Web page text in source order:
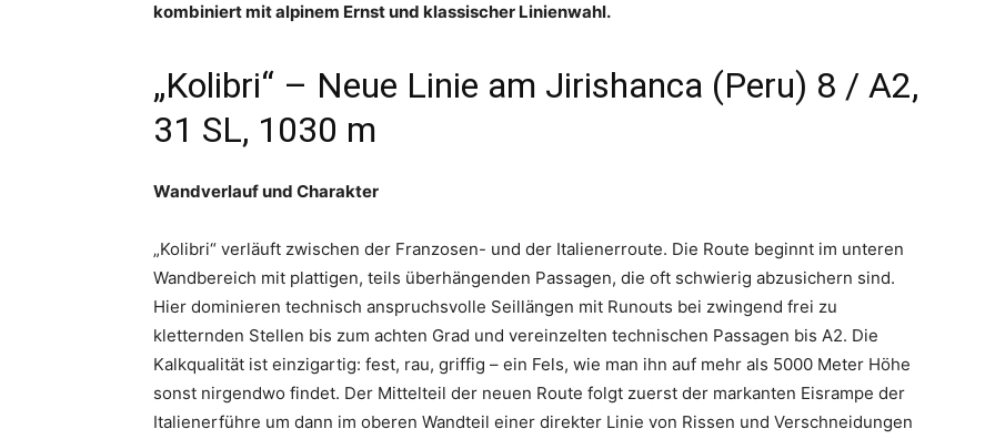
kombiniert mit alpinem Ernst und klassischer Linienwahl.
„Kolibri“ – Neue Linie am Jirishanca (Peru) 8 / A2,
31 SL, 1030 m
Wandverlauf und Charakter
„Kolibri“ verläuft zwischen der Franzosen- und der Italienerroute. Die Route beginnt im unteren
Wandbereich mit plattigen, teils überhängenden Passagen, die oft schwierig abzusichern sind.
Hier dominieren technisch anspruchsvolle Seillängen mit Runouts bei zwingend frei zu
kletternden Stellen bis zum achten Grad und vereinzelten technischen Passagen bis A2. Die
Kalkqualität ist einzigartig: fest, rau, griffig – ein Fels, wie man ihn auf mehr als 5000 Meter Höhe
sonst nirgendwo findet. Der Mittelteil der neuen Route folgt zuerst der markanten Eisrampe der
Italienerführe um dann im oberen Wandteil einer direkter Linie von Rissen und Verschneidungen